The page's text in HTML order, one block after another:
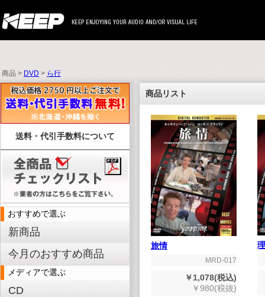
商品 >DVD>ら行
送料・代引手数料について
おすすめで選ぶ
新商品
今月のおすすめ商品
メディアで選ぶ
CD
商品リスト
旅情
MRD-017
￥1,078(税込)
￥980(税抜)